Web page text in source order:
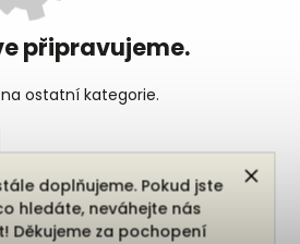
doplňujeme. Pokud jste
hledáte, neváhejte nás
Děkujeme za pochopení
připravujeme.
ostatní kategorie.
. Všechna práva vyhrazena.